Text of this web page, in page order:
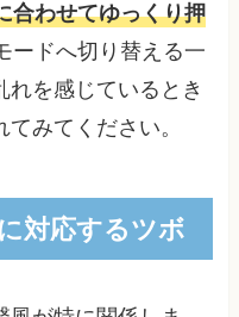
合わせてゆっくり押
ードへ切り替える一
を感じているとき
みてください。
対応するツボ